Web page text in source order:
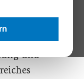
Angebote
in der
und